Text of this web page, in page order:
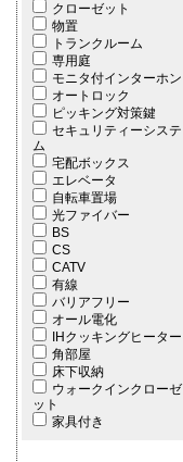
クローゼット
物置
トランクルーム
専用庭
モニタ付インターホン
オートロック
ピッキング対策鍵
セキュリティーシステ
ム
宅配ボックス
エレベータ
自転車置場
光ファイバー
BS
CS
CATV
有線
バリアフリー
オール電化
IHクッキングヒーター
角部屋
床下収納
ウォークインクローゼ
ット
家具付き